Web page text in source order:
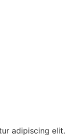
adipiscing elit.